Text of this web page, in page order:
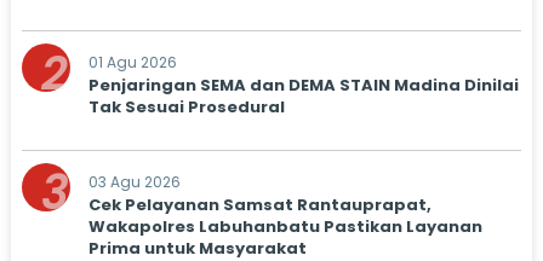
2 01 Agu 2026
Penjaringan SEMA dan DEMA STAIN Madina Dinilai
Tak Sesuai Prosedural
3 03 Agu 2026
Cek Pelayanan Samsat Rantauprapat,
Wakapolres Labuhanbatu Pastikan Layanan
Prima untuk Masyarakat